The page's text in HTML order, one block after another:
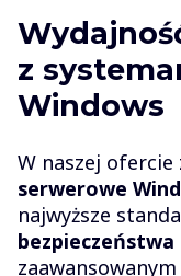
z
Windows
W naszej ofercie
serwerowe
najwyższe
bezpieczeństwa